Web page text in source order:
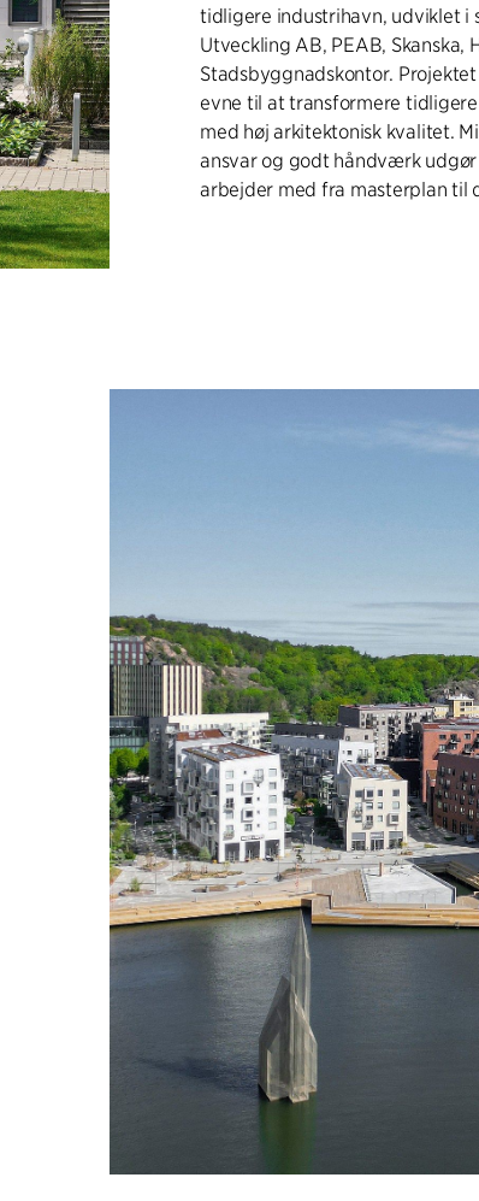
tidligere industrihavn, udviklet i
Utveckling AB, PEAB, Skanska,
Stadsbyggnadskontor.
evne til at transformere
med høj arkitektonisk kvalitet.
ansvar og godt håndværk
arbejder med fra masterplan til